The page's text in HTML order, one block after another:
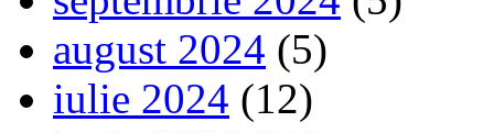
august 2024 (5)
iulie 2024 (12)